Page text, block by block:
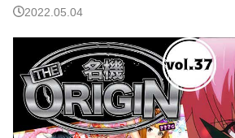
2022.05.04